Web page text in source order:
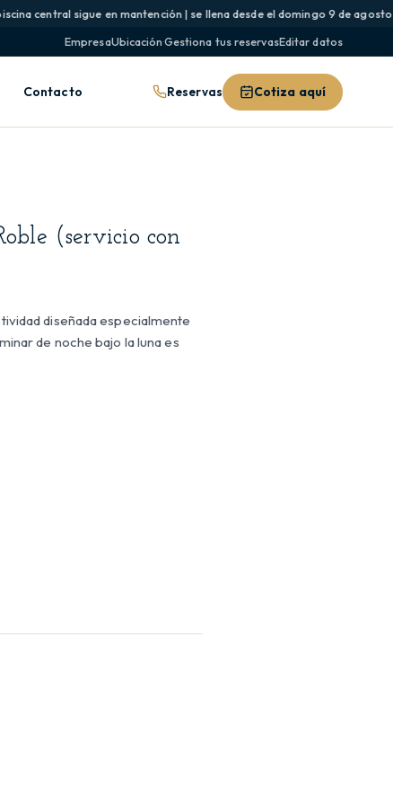
central sigue en mantención | se llena desde el domingo 9 de agosto
EmpresaUbicación·Gestiona tus reservasEditar datos
Contacto Reservas Cotiza aquí
(servicio con
diseñada especialmente
de noche bajo la luna es